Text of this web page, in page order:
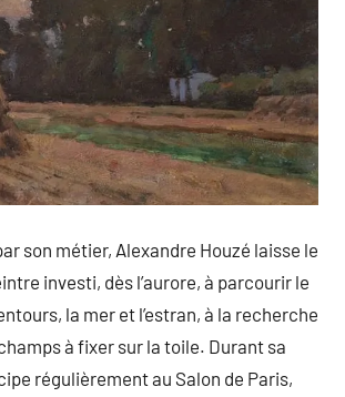
son métier, Alexandre Houzé laisse le
investi, dès l’aurore, à parcourir le
la mer et l’estran, à la recherche
à fixer sur la toile. Durant sa
régulièrement au Salon de Paris,